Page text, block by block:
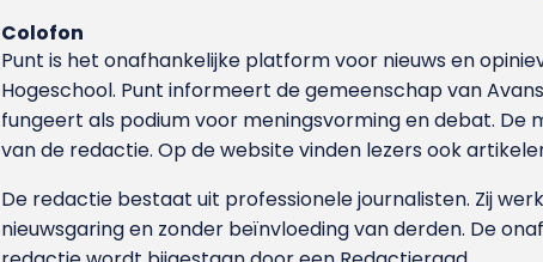
Colofon
Punt is het onafhankelijke platform voor nieuws en
Hoge­school. Punt informeert de gemeenschap van
fungeert als podium voor meningsvorming en debat. De
van de redactie. Op de website vinden lezers ook
De redactie bestaat uit professionele journalisten. Zij
nieuwsgaring en zonder beïnvloeding van derden. De